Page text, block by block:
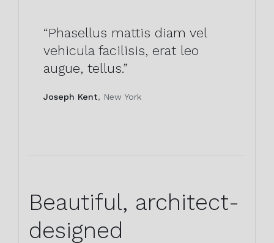
“Phasellus mattis diam vel
vehicula facilisis, erat leo
augue, tellus.”
Joseph Kent, New York
Beautiful, architect-
designed